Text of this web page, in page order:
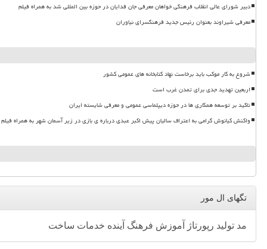
دبیر شورای عالی انقلاب فرهنگی خواهان معرفی جان فدایان در حوزه بین المللی شد به همراه فیلم
معرفی شیراوند بعنوان رئیس جدید فرهنگسرای نیاوران
شروع به کار موکب باید برخاست نهاد کتابخانه های عمومی کشور
اربعین تهدید جدی برای تمدن غرب است
تاکید بر توسعه همکاری ها در حوزه دیپلماسی عمومی و معرفی شایسته ایران
واکنش کیانوش گرامی به اعتراف سالیان پیش اکبر عبدی درباره ی بازی در زیر آسمان شهر به همراه فیلم
تگهای ال مور
مد تولید رپورتاژ آموزش فرهنگ آینده خدمات ساخت